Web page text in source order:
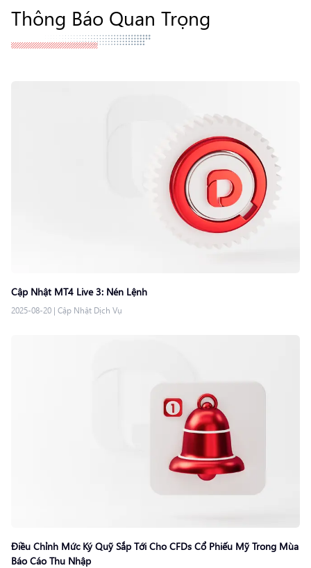
Thông Báo Quan Trọng
Cập Nhật MT4 Live 3: Nén Lệnh
2025-08-20 | Cập Nhật Dịch Vụ
Điều Chỉnh Mức Ký Quỹ Sắp Tới Cho CFDs Cổ Phiếu Mỹ Trong Mùa
Báo Cáo Thu Nhập